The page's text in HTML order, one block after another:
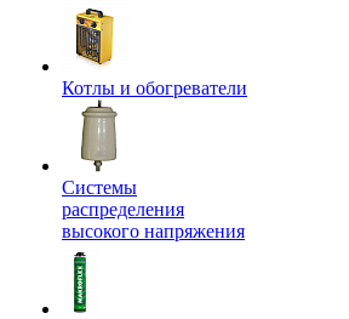
Котлы и обогреватели
Системы
распределения
высокого напряжения